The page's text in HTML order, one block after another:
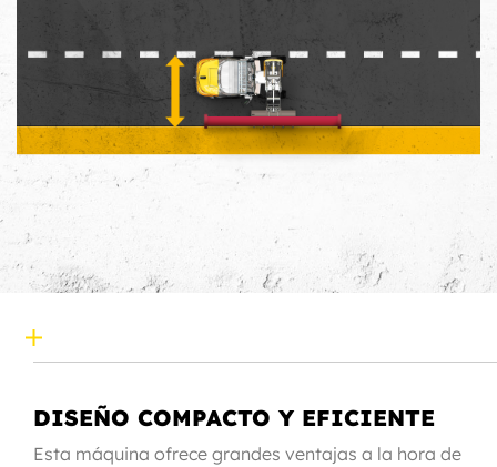
DISEÑO COMPACTO Y EFICIENTE
Esta máquina ofrece grandes ventajas a la hora de